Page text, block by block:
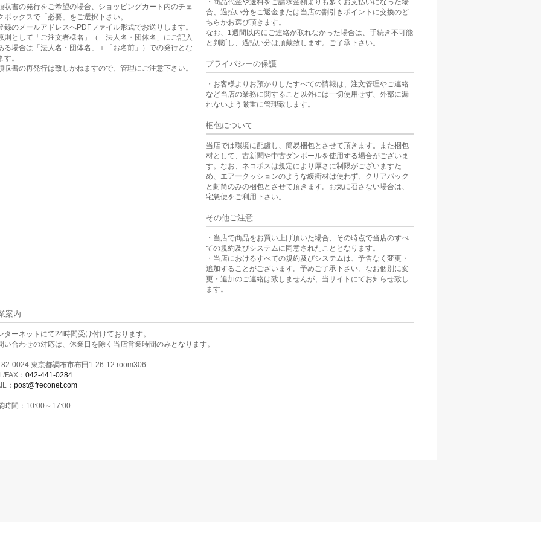
収書の発行をご希望の場合、ショッピングカート内のチェ
ボックスで「必要」をご選択下さい。
録のメールアドレスへPDFファイル形式でお送りします。
則として「ご注文者様名」（「法人名・団体名」にご記入
る場合は「法人名・団体名」＋「お名前」）での発行とな
す。
収書の再発行は致しかねますので、管理にご注意下さい。
・商品代金や送料をご請求金額よりも多くお支払いになった場
合、過払い分をご返金または当店の割引きポイントに交換のど
ちらかお選び頂きます。
なお、1週間以内にご連絡が取れなかった場合は、手続き不可能
と判断し、過払い分は頂戴致します。ご了承下さい。
プライバシーの保護
・お客様よりお預かりしたすべての情報は、注文管理やご連絡
など当店の業務に関すること以外には一切使用せず、外部に漏
れないよう厳重に管理致します。
梱包について
当店では環境に配慮し、簡易梱包とさせて頂きます。また梱包
材として、古新聞や中古ダンボールを使用する場合がございま
す。なお、ネコポスは規定により厚さに制限がございますた
め、エアークッションのような緩衝材は使わず、クリアパック
と封筒のみの梱包とさせて頂きます。お気に召さない場合は、
宅急便をご利用下さい。
その他ご注意
・当店で商品をお買い上げ頂いた場合、その時点で当店のすべ
ての規約及びシステムに同意されたこととなります。
・当店におけるすべての規約及びシステムは、予告なく変更・
追加することがございます。予めご了承下さい。なお個別に変
更・追加のご連絡は致しませんが、当サイトにてお知らせ致し
ます。
案内
ターネットにて24時間受け付けております。
い合わせの対応は、休業日を除く当店営業時間のみとなります。
0024 東京都調布市布田1-26-12 room306
FAX： 042-441-0284
： post@freconet.com
時間：10:00～17:00